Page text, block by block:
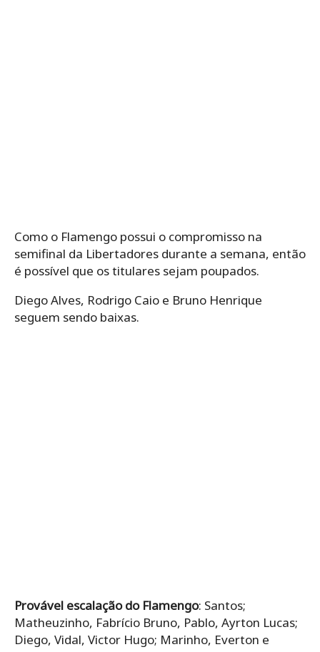
Como o Flamengo possui o compromisso na
semifinal da Libertadores durante a semana, então
é possível que os titulares sejam poupados.
Diego Alves, Rodrigo Caio e Bruno Henrique
seguem sendo baixas.
Provável escalação do Flamengo: Santos;
Matheuzinho, Fabrício Bruno, Pablo, Ayrton Lucas;
Diego, Vidal, Victor Hugo; Marinho, Everton e